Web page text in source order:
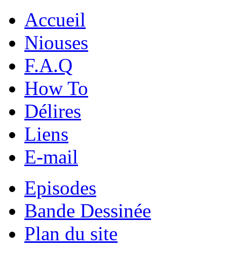
Accueil
Niouses
F.A.Q
How To
Délires
Liens
E-mail
Episodes
Bande Dessinée
Plan du site